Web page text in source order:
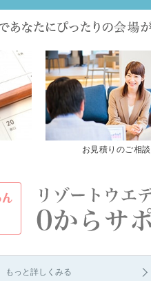
お見積りのご相談
もっと詳しくみる